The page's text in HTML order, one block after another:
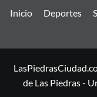
Inicio Deportes
de Las Piedras -